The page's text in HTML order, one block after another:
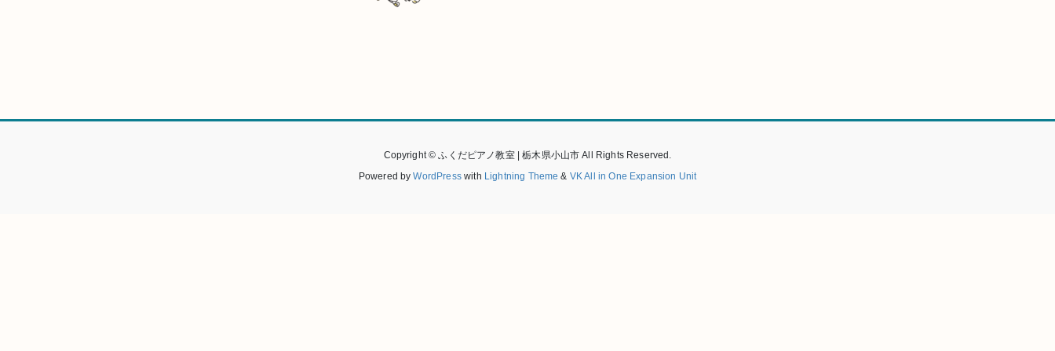
Copyright © ふくだピアノ教室 | 栃木県小山市 All Rights Reserved.
Powered byWordPresswith Lightning Theme & VK All in One Expansion Unit